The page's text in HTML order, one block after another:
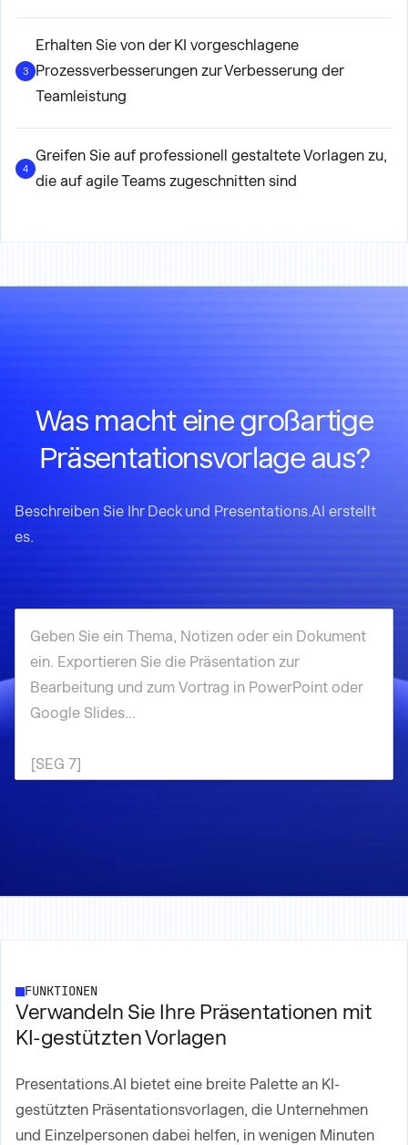
3
Erhalten Sie von der KI vorgeschlagene
Prozessverbesserungen zur Verbesserung der
Teamleistung
4
Greifen Sie auf professionell gestaltete Vorlagen zu,
die auf agile Teams zugeschnitten sind
Was macht eine großartige
Präsentationsvorlage aus?
Beschreiben Sie Ihr Deck und Presentations.AI erstellt
es.
FUNKTIONEN
Verwandeln Sie Ihre Präsentationen mit
KI-gestützten Vorlagen
Presentations.AI bietet eine breite Palette an KI-
gestützten Präsentationsvorlagen, die Unternehmen
und Einzelpersonen dabei helfen, in wenigen Minuten